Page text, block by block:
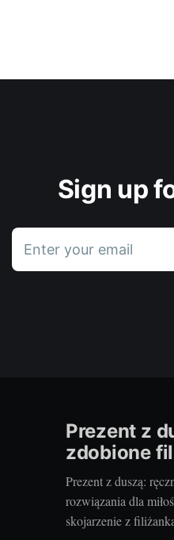
Sign up
Enter your email
Prezent z
zdobione
Prezent z duszą:
rozwiązania dla
skojarzenie z